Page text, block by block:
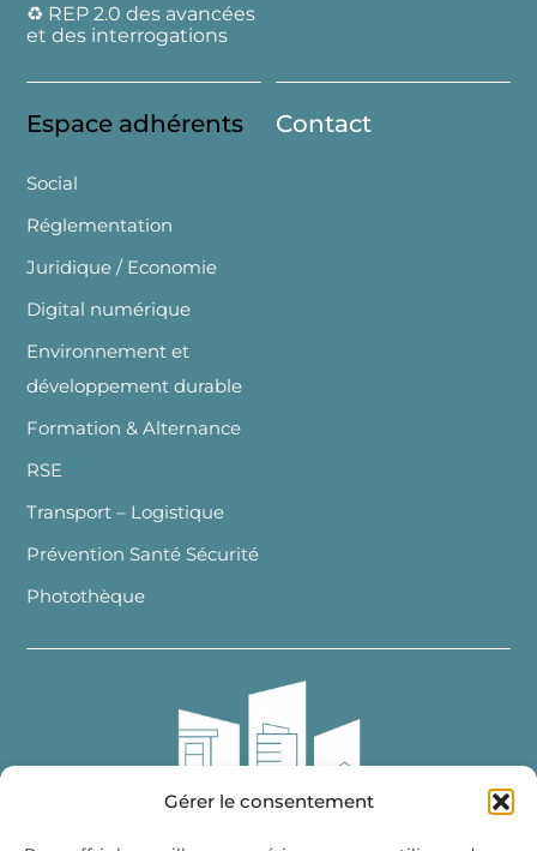
Gérer le consentement
♻️ REP 2.0 des avancées
et des interrogations
Espace adhérents
Social
Réglementation
Juridique / Economie
Digital numérique
Environnement et
développement durable
Formation & Alternance
RSE
Transport – Logistique
Prévention Santé Sécurité
Photothèque
Contact